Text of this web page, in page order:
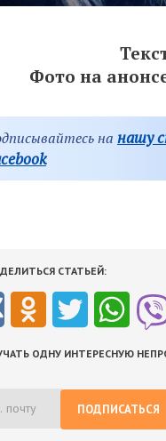
Фото на
на нашу
СТАТЬЕЙ:
ОДНУ ИНТЕРЕСНУЮ
ПОДПИСАТЬСЯ